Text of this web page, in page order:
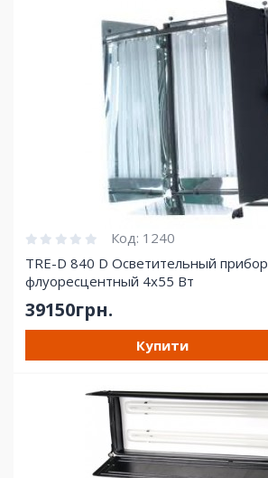
Код: 1240
TRE-D 840 D Осветительный прибор
флуоресцентный 4х55 Вт
39150грн.
Купити